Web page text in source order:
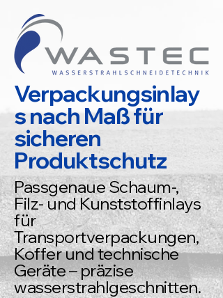
Verpackungsinlay
s nach Maß für
sicheren
Produktschutz
Passgenaue Schaum-,
Filz- und Kunststoffinlays
für
Transportverpackungen,
Koffer und technische
Geräte – präzise
wasserstrahlgeschnitten.